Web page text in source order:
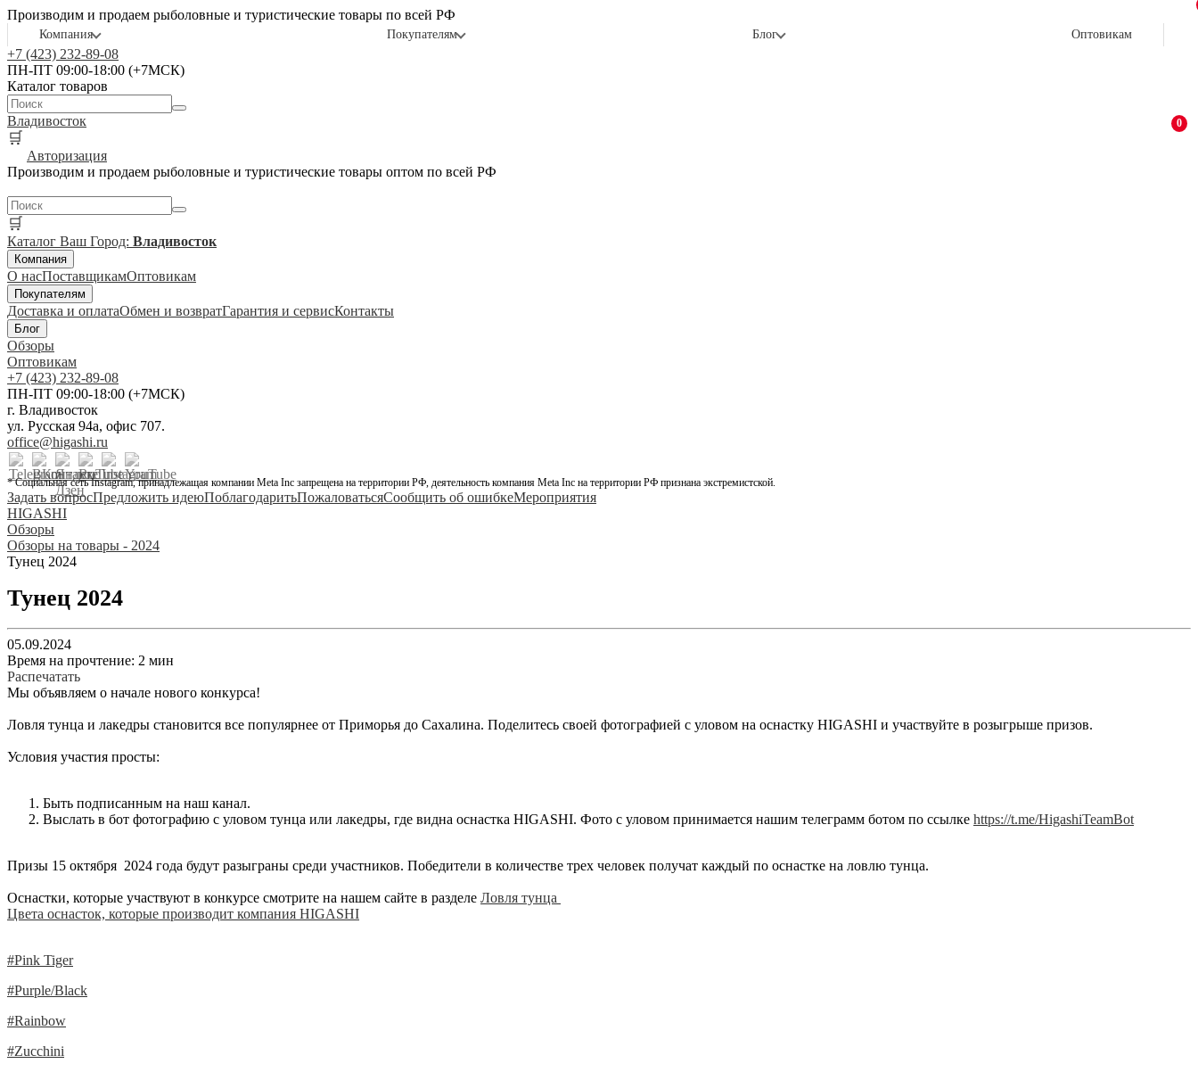
Производим и продаем рыболовные и туристические товары по всей РФ
Компания Покупателям Блог Оптовикам
+7 (423) 232-89-08
ПН-ПТ 09:00-18:00 (+7МСК)
Каталог товаров
Владивосток
🛒
0
Авторизация
Производим и продаем рыболовные и туристические товары оптом по всей РФ
🛒
Каталог Ваш Город: Владивосток
Компания
О насПоставщикамОптовикам
Покупателям
Доставка и оплатаОбмен и возвратГарантия и сервисКонтакты
Блог
Обзоры
Оптовикам
+7 (423) 232-89-08
ПН-ПТ 09:00-18:00 (+7МСК)
г. Владивосток
ул. Русская 94а, офис 707.
office@higashi.ru
* Социальная сеть Instagram, принадлежащая компании Meta Inc запрещена на территории РФ, деятельность компания Meta Inc на территории РФ признана экстремистской.
Задать вопросПредложить идеюПоблагодаритьПожаловатьсяСообщить об ошибкеМероприятия
HIGASHI
Обзоры
Обзоры на товары - 2024
Тунец 2024
Тунец 2024
05.09.2024
Время на прочтение: 2 мин
Распечатать
Мы объявляем о начале нового конкурса!
Ловля тунца и лакедры становится все популярнее от Приморья до Сахалина. Поделитесь своей фотографией с уловом на оснастку HIGASHI и участвуйте в розыгрыше призов.
Условия участия просты:
Быть подписанным на наш канал.
Выслать в бот фотографию с уловом тунца или лакедры, где видна оснастка HIGASHI. Фото с уловом принимается нашим телеграмм ботом по ссылке https://t.me/HigashiTeamBot
Призы 15 октября 2024 года будут разыграны среди участников. Победители в количестве трех человек получат каждый по оснастке на ловлю тунца.
Оснастки, которые участвуют в конкурсе смотрите на нашем сайте в разделе Ловля тунца
Цвета оснасток, которые производит компания HIGASHI
#Pink Tiger
#Purple/Black
#Rainbow
#Zucchini